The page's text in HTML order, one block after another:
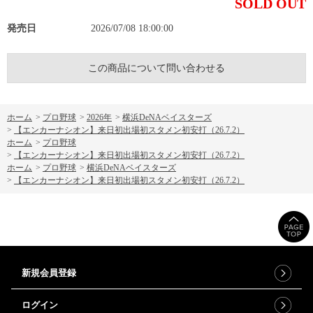
SOLD OUT
発売日 2026/07/08 18:00:00
この商品について問い合わせる
ホーム > プロ野球 > 2026年 > 横浜DeNAベイスターズ
>
【エンカーナシオン】来日初出場初スタメン初安打（26.7.2）
ホーム > プロ野球
>
【エンカーナシオン】来日初出場初スタメン初安打（26.7.2）
ホーム > プロ野球 > 横浜DeNAベイスターズ
>
【エンカーナシオン】来日初出場初スタメン初安打（26.7.2）
新規会員登録
ログイン